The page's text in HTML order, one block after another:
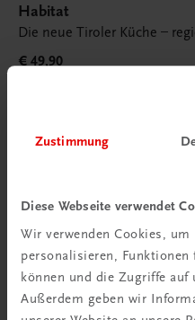
Zustimmung
Diese Webseite verwendet
Wir verwenden Cookies,
personalisieren,
können und die Zugriffe auf
Außerdem geben wir
Habitat
Die neue Tiroler Küche –
€ 49,90